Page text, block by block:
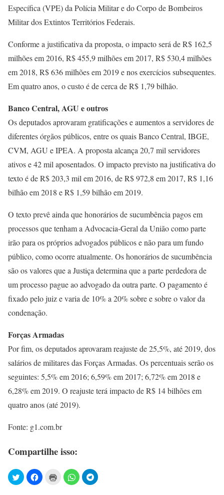
Específica (VPE) da Polícia Militar e do Corpo de Bombeiros
Militar dos Extintos Territórios Federais.
Conforme a justificativa da proposta, o impacto será de R$ 162,5
milhões em 2016, R$ 455,9 milhões em 2017, R$ 530,4 milhões
em 2018, R$ 636 milhões em 2019 e nos exercícios subsequentes.
Em quatro anos, o custo é de cerca de R$ 1,79 bilhão.
Banco Central, AGU e outros
Os deputados aprovaram gratificações e aumentos a servidores de
diferentes órgãos públicos, entre os quais Banco Central, IBGE,
CVM, AGU e IPEA. A proposta alcança 20,7 mil servidores
ativos e 42 mil aposentados. O impacto previsto na justificativa do
texto é de R$ 203,3 mil em 2016, de R$ 972,8 em 2017, R$ 1,16
bilhão em 2018 e R$ 1,59 bilhão em 2019.
O texto prevê ainda que honorários de sucumbência pagos em
processos que tenham a Advocacia-Geral da União como parte
irão para os próprios advogados públicos e não para um fundo
público, como ocorre atualmente. Os honorários de sucumbência
são os valores que a Justiça determina que a parte perdedora de
um processo pague ao advogado da outra parte. O pagamento é
fixado pelo juiz e varia de 10% a 20% sobre e sobre o valor da
condenação.
Forças Armadas
Por fim, os deputados aprovaram reajuste de 25,5%, até 2019, dos
salários de militares das Forças Armadas. Os percentuais serão os
seguintes: 5,5% em 2016; 6,59% em 2017; 6,72% em 2018 e
6,28% em 2019. O reajuste terá impacto de R$ 14 bilhões em
quatro anos (até 2019).
Fonte: g1.com.br
Compartilhe isso: